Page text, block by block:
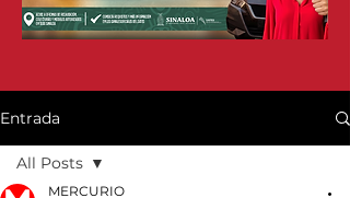
Entrada
All Posts
MERCURIO